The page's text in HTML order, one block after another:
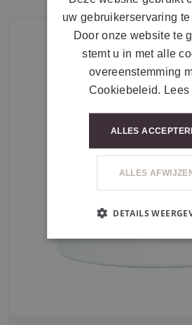
uw gebruikerservaring
Door onze website te
stemt u in met alle
overeenstemming
Cookiebeleid.
ALLES
ALLES
DETAILS